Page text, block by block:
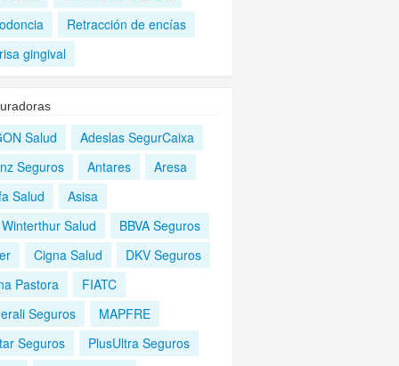
Retracción de encías
gingival
Salud
Adeslas SegurCaixa
Seguros
Antares
Aresa
Salud
Asisa
Salud
BBVA Seguros
Cigna Salud
DKV Seguros
Pastora
FIATC
Seguros
MAPFRE
Seguros
PlusUltra Seguros